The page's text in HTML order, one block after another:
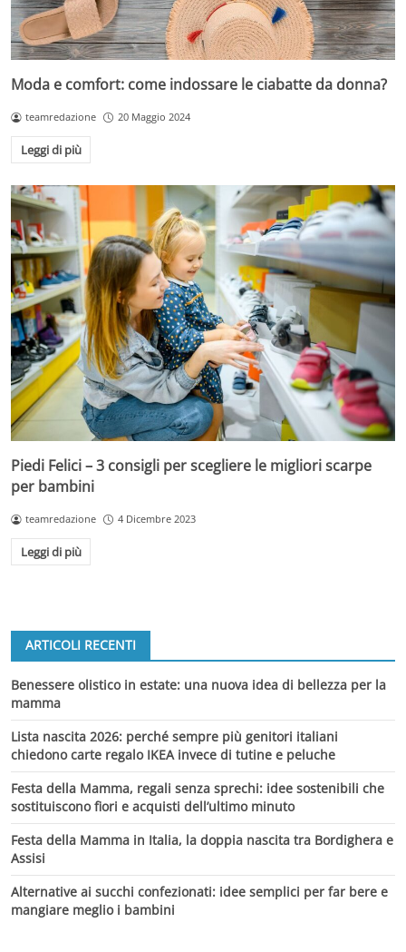
Moda e comfort: come indossare le ciabatte da donna?
teamredazione 20 Maggio 2024
Leggi di più
Piedi Felici – 3 consigli per scegliere le migliori scarpe
per bambini
teamredazione 4 Dicembre 2023
Leggi di più
ARTICOLI RECENTI
Benessere olistico in estate: una nuova idea di bellezza per la
mamma
Lista nascita 2026: perché sempre più genitori italiani
chiedono carte regalo IKEA invece di tutine e peluche
Festa della Mamma, regali senza sprechi: idee sostenibili che
sostituiscono fiori e acquisti dell’ultimo minuto
Festa della Mamma in Italia, la doppia nascita tra Bordighera e
Assisi
Alternative ai succhi confezionati: idee semplici per far bere e
mangiare meglio i bambini